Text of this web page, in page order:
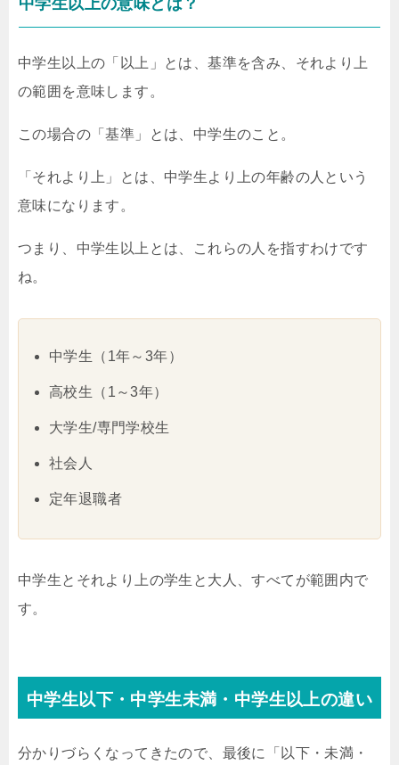
中学生以上の意味とは？
中学生以上の「以上」とは、基準を含み、それより上
の範囲を意味します。
この場合の「基準」とは、中学生のこと。
「それより上」とは、中学生より上の年齢の人という
意味になります。
つまり、中学生以上とは、これらの人を指すわけです
ね。
中学生（1年～3年）
高校生（1～3年）
大学生/専門学校生
社会人
定年退職者
中学生とそれより上の学生と大人、すべてが範囲内で
す。
中学生以下・中学生未満・中学生以上の違い
分かりづらくなってきたので、最後に「以下・未満・